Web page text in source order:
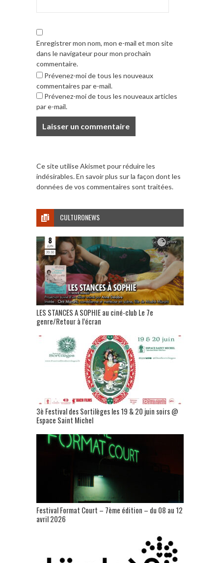
Enregistrer mon nom, mon e-mail et mon site
dans le navigateur pour mon prochain
commentaire.
Prévenez-moi de tous les nouveaux
commentaires par e-mail.
Prévenez-moi de tous les nouveaux articles
par e-mail.
Ce site utilise Akismet pour réduire les
indésirables.En savoir plus sur la façon dont les
données de vos commentaires sont traitées.
CULTURONEWS
LES STANCES A SOPHIE au ciné-club Le 7e
genre/Retour à l’écran
3è Festival des Sortilèges les 19 & 20 juin soirs @
Espace Saint Michel
Festival Format Court – 7ème édition – du 08 au 12
avril 2026